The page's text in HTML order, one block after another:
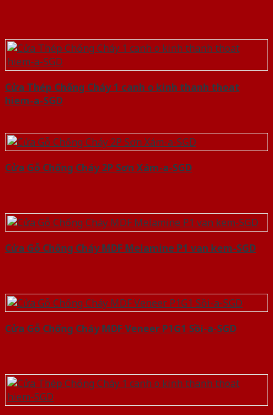
Cửa Thép Chống Cháy 1 canh o kinh thanh thoat
hiem-a-SGD
Cửa Gỗ Chống Cháy 2P Sơn Xám-a-SGD
Cửa Gỗ Chống Cháy MDF Melamine P1 van kem-SGD
Cửa Gỗ Chống Cháy MDF Veneer P1G1 Sồi-a-SGD